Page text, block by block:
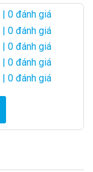
| 0 đánh giá
| 0 đánh giá
| 0 đánh giá
| 0 đánh giá
| 0 đánh giá